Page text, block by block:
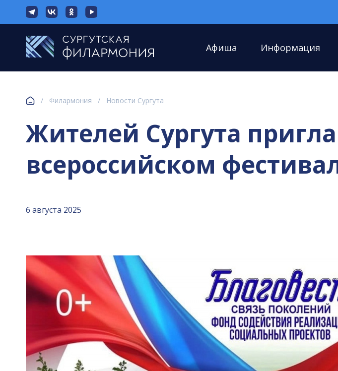
Афиша Информация
/ Филармония / Новости Сургута
Жителей Сургута
всероссийском
6 августа 2025